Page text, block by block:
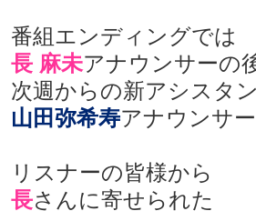
番組エンディングでは
長 麻未アナウンサーの
次週からの新アシスタ
山田弥希寿アナウンサ
リスナーの皆様から
長さんに寄せられた